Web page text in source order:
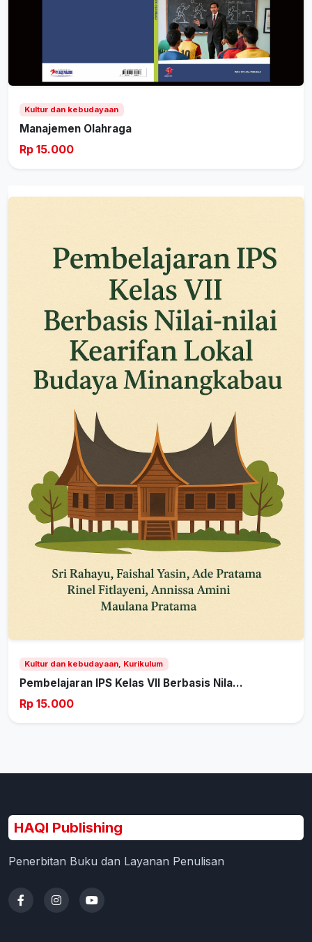
Kultur dan kebudayaan
Manajemen Olahraga
Rp 15.000
Kultur dan kebudayaan, Kurikulum
Pembelajaran IPS Kelas VII Berbasis Nila...
Rp 15.000
HAQI Publishing
Penerbitan Buku dan Layanan Penulisan